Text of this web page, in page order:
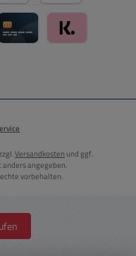
über PayPal
Kredit- oder Debitkarte
Versandkosten und ggf.
angegeben.
vorbehalten.